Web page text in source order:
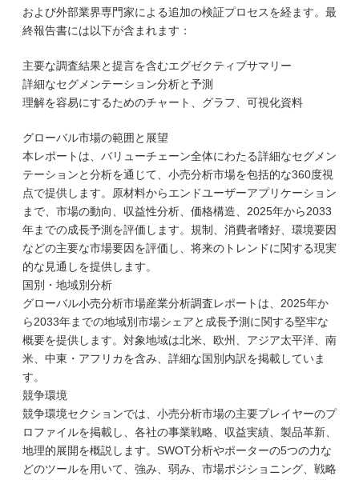
および外部業界専門家による追加の検証プロセスを経ます。最
終報告書には以下が含まれます：
主要な調査結果と提言を含むエグゼクティブサマリー
詳細なセグメンテーション分析と予測
理解を容易にするためのチャート、グラフ、可視化資料
グローバル市場の範囲と展望
本レポートは、バリューチェーン全体にわたる詳細なセグメン
テーションと分析を通じて、小売分析市場を包括的な360度視
点で提供します。原材料からエンドユーザーアプリケーション
まで、市場の動向、収益性分析、価格構造、2025年から2033
年までの成長予測を評価します。規制、消費者嗜好、環境要因
などの主要な市場要因を評価し、将来のトレンドに関する現実
的な見通しを提供します。
国別・地域別分析
グローバル小売分析市場産業分析調査レポートは、2025年か
ら2033年までの地域別市場シェアと成長予測に関する堅牢な
概要を提供します。対象地域は北米、欧州、アジア太平洋、南
米、中東・アフリカを含み、詳細な国別内訳を掲載していま
す。
競争環境
競争環境セクションでは、小売分析市場の主要プレイヤーのプ
ロファイルを掲載し、各社の事業戦略、収益実績、製品革新、
地理的展開を概説します。SWOT分析やポーターの5つの力な
どのツールを用いて、強み、弱み、市場ポジショニング、戦略